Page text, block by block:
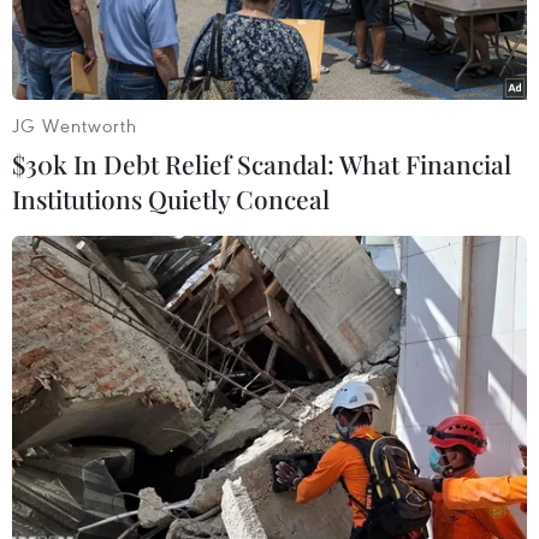
Ảnh minh họa (Nguồn:TTXVN)
Theo tạp chí Forbes, trên toàn cầu, các tỷ phú
thế giới đã mất tổng cộng gần 2.000 tỷ USD
trong năm 2022, trong đó, các tỷ phú Mỹ đã mất
660 tỷ USD, mức cao nhất trong số các quốc gia,
khi lãi suất tăng khiến giá cổ phiếu công nghệ
JG Wentworth
$30k In Debt Relief Scandal: What Financial
Institutions Quietly Conceal